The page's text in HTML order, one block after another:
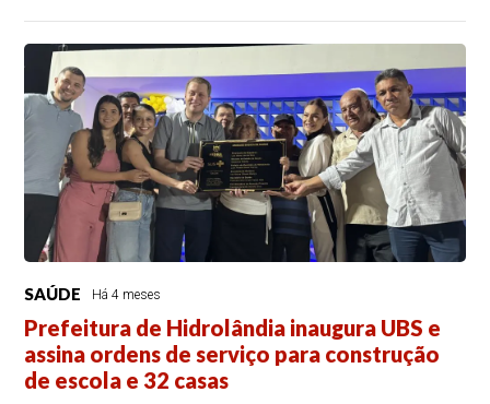
SAÚDE Há 4 meses
Prefeitura de Hidrolândia inaugura UBS e
assina ordens de serviço para construção
de escola e 32 casas